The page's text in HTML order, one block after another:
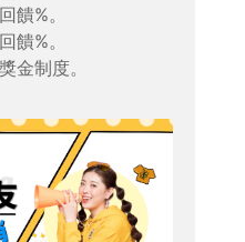
饋%。
饋%。
金制度。